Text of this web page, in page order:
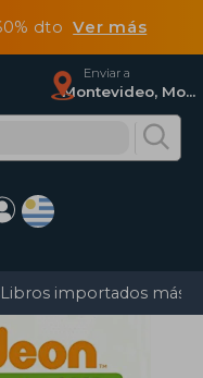
dtoVer más
Enviar a
Montevideo, Montevideo
Libros importados más